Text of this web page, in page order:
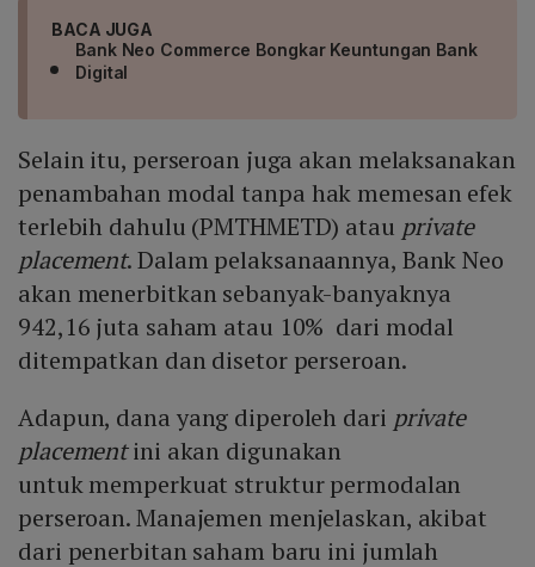
BACA JUGA
Bank Neo Commerce Bongkar Keuntungan Bank
Digital
Selain itu, perseroan juga akan melaksanakan
penambahan modal tanpa hak memesan efek
terlebih dahulu (PMTHMETD) atau private
placement. Dalam pelaksanaannya, Bank Neo
akan menerbitkan sebanyak-banyaknya
942,16 juta saham atau 10% dari modal
ditempatkan dan disetor perseroan.
Adapun, dana yang diperoleh dari private
placementini akan digunakan
untuk memperkuat struktur permodalan
perseroan. Manajemen menjelaskan, akibat
dari penerbitan saham baru ini jumlah